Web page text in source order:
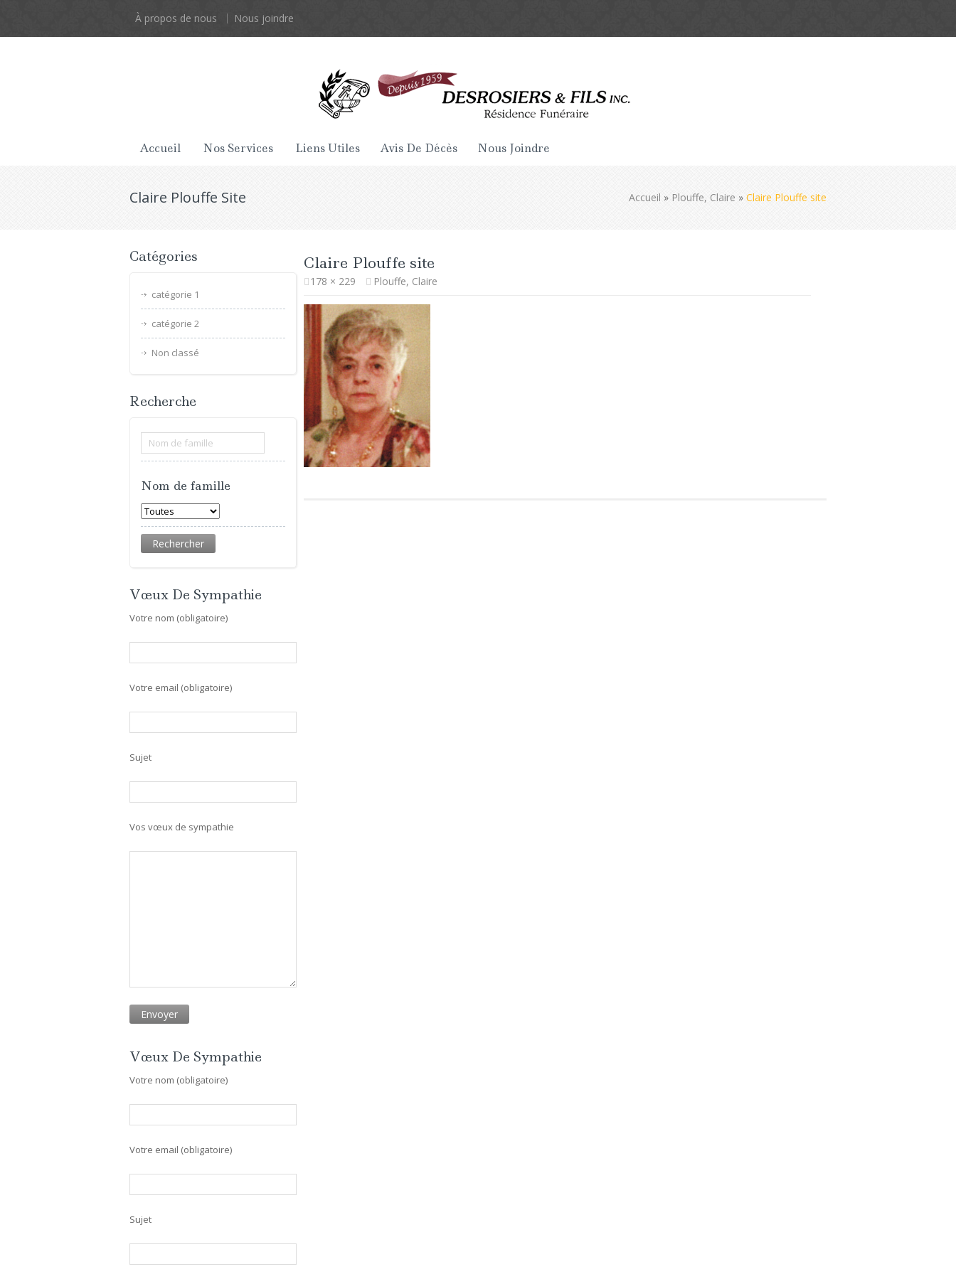
À propos de nous Nous joindre
Accueil Nos Services Liens Utiles Avis De Décès Nous Joindre
Claire Plouffe Site Accueil » Plouffe, Claire » Claire Plouffe site
Claire Plouffe site
178 × 229 Plouffe, Claire
Catégories
catégorie 1
catégorie 2
Non classé
Recherche
Nom de famille
Vœux De Sympathie
Votre nom (obligatoire)
Votre email (obligatoire)
Sujet
Vos vœux de sympathie
Vœux De Sympathie
Votre nom (obligatoire)
Votre email (obligatoire)
Sujet